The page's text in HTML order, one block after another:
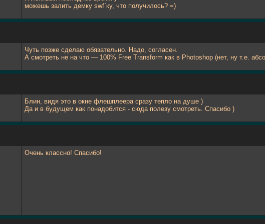
можешь залить демку swf`ку, что получилось? =)
Чуть позже сделаю обязательно. Надо, согласен.
А смотреть не на что — 100% Free Transform как в Photoshop (нет, ну т.е.
Блин, видя это в окне флешплеера сразу тепло на душе )
Да и в будущем как понадобится - сюда полезу смотреть. Спасибо )
Очень классно! Спасибо!